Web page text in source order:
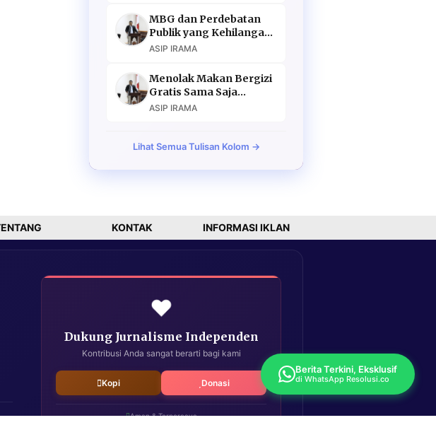
MBG dan Perdebatan
Publik yang Kehilangan
Argumen
ASIP IRAMA
Menolak Makan Bergizi
Gratis Sama Saja
Menolak Masa Depan
ASIP IRAMA
Lihat Semua Tulisan Kolom →
KONTAK INFORMASI IKLAN
❤️
Dukung Jurnalisme Independen
Kontribusi Anda sangat berarti bagi kami
Kopi Donasi
Aman & Terpercaya
Berita Terkini, Eksklusif
di WhatsApp Resolusi.co